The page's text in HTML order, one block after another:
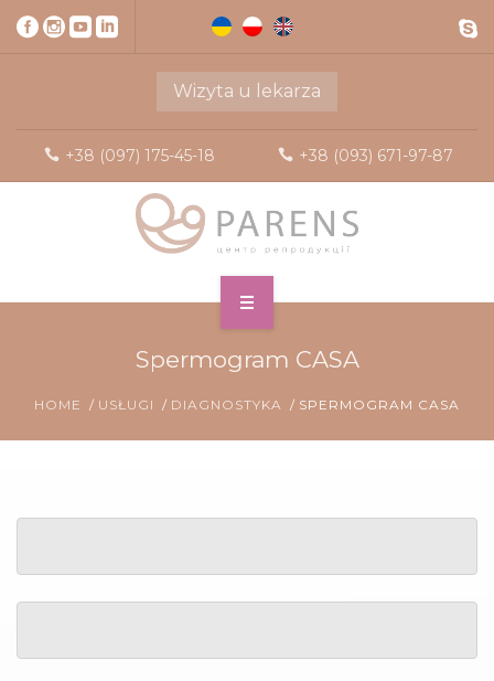
Wizyta u lekarza
+38 (097) 175-45-18 +38 (093) 671-97-87
Spermogram CASA
HOME USŁUGI DIAGNOSTYKA SPERMOGRAM CASA